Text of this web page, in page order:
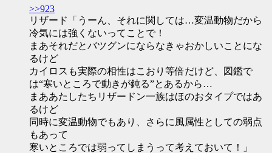
>>923
リザード「うーん、それに関しては…変温動物だから
冷気には強くないってことで！
まあそれだとバツグンにならなきゃおかしいことにな
るけど
カイロスも実際の相性はこおり等倍だけど、図鑑で
は“寒いところで動きが鈍る”とあるから…
まああたしたちリザードン一族はほのおタイプではあ
るけど
同時に変温動物でもあり、さらに風属性としての弱点
もあって
寒いところでは弱ってしまうって考えておいて！」